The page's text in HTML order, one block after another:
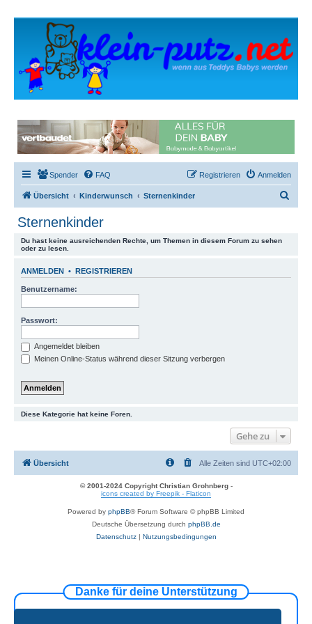
Spender FAQ Anmelden
Registrieren
Übersicht Kinderwunsch Sternenkinder
Sternenkinder
Du hast keine ausreichenden Rechte, um Themen in diesem Forum zu sehen
oder zu lesen.
ANMELDEN • REGISTRIEREN
Benutzername:
Passwort:
Angemeldet bleiben
Meinen Online-Status während dieser Sitzung verbergen
Diese Kategorie hat keine Foren.
Gehe zu
Übersicht Alle Zeiten sind UTC+02:00
© 2001-2024 Copyright Christian Grohnberg-
icons created by Freepik - Flaticon
Powered by phpBB® Forum Software © phpBB Limited
Deutsche Übersetzung durch phpBB.de
Datenschutz| Nutzungsbedingungen
Danke für deine Unterstützung